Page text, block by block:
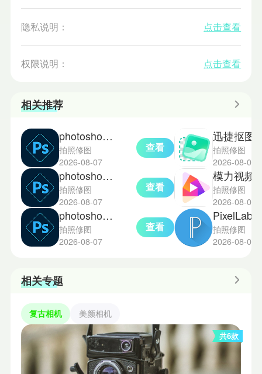
隐私说明： 点击查看
权限说明： 点击查看
相关推荐
photoshop手机版
拍照修图
2026-08-07
查看
photoshop免费版
拍照修图
2026-08-07
查看
photoshop中文版
拍照修图
2026-08-07
查看
拍照修图
2026-08-05
拍照修图
2026-08-05
拍照修图
2026-08-05
相关专题
复古相机 美颜相机
共6款